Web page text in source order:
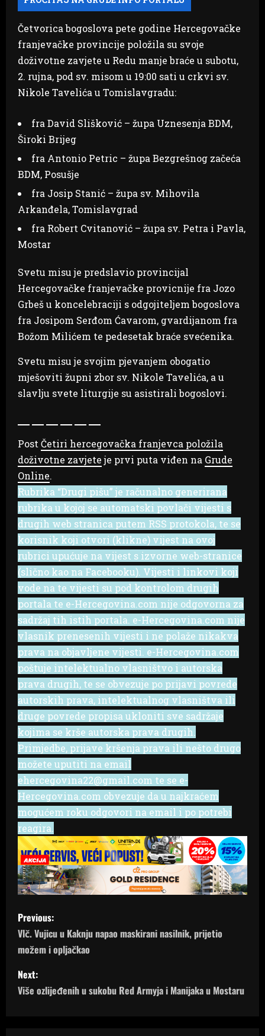
Četvorica bogoslova pete godine Hercegovačke
franjevačke provincije položila su svoje
doživotne zavjete u Redu manje braće u subotu,
2. rujna, pod sv. misom u 19:00 sati u crkvi sv.
Nikole Tavelića u Tomislavgradu:
fra David Slišković – župa Uznesenja BDM,
Široki Brijeg
fra Antonio Petric – župa Bezgrešnog začeća
BDM, Posušje
fra Josip Stanić – župa sv. Mihovila
Arkanđela, Tomislavgrad
fra Robert Cvitanović – župa sv. Petra i Pavla,
Mostar
Svetu misu je predslavio provincijal
Hercegovačke franjevačke provicnije fra Jozo
Grbeš u koncelebraciji s odgojiteljem bogoslova
fra Josipom Serđom Ćavarom, gvardijanom fra
Božom Milićem te pedesetak braće svećenika.
Svetu misu je svojim pjevanjem obogatio
mješoviti župni zbor sv. Nikole Tavelića, a u
slavlju svete liturgije su asistirali bogoslovi.
Post Četiri hercegovačka franjevca položila
doživotne zavjeteje prvi puta viđen na Grude
Online.
Rubrika “Drugi pišu” je računalno generirana
rubrika u kojoj se automatski povlači vijesti s
drugih web stranica putem RSS protokola, te se
korisnik koji otvori (klikne) vijest na ovoj
rubrici upućuje na vijest s izvorne web-stranice
(slično kao na Facebooku). Vijesti i linkovi koji
vode na te vijesti su pod kontrolom drugih
portala te e-Hercegovina.com nije odgovorna za
sadržaj tih istih portala. e-Hercegovina.com nije
vlasnik prenesenih vijesti i ne polaže nikakva
prava na objavljene vijesti. e-Hercegovina.com
poštuje intelektualno vlasništvo i autorska
prava drugih, te se obvezuje po prijavi povrede
autorskih prava, intelektualnog vlasništva ili
druge povrede propisa ukloniti sve sadržaje
kojima se krše autorska prava drugih.
Primjedbe, prijave kršenja prava ili nešto drugo
možete uputiti na email
ehercegovina22@gmail.com te se e-
Hercegovina.com obvezuje da u najkraćem
mogućem roku odgovori na email i po potrebi
reagira.
P
o
s
t
Previous:
Vlč. Vujicu u Kaknju napao maskirani nasilnik, prijetio
možem i opljačkao
Next:
Više ozlijeđenih u sukobu Red Armyja i Manijaka u Mostaru